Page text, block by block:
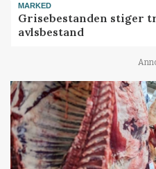
MARKED
Grisebestanden stiger
avlsbestand